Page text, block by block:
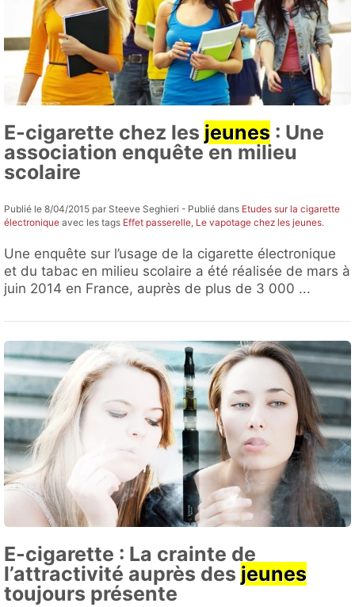
E-cigarette chez les jeunes : Une
association enquête en milieu
scolaire
Publié le 8/04/2015 par Steeve Seghieri - Publié dans Etudes sur la cigarette
électronique avec les tags Effet passerelle Le vapotage chez les jeunes.
Une enquête sur l’usage de la cigarette électronique
et du tabac en milieu scolaire a été réalisée de mars à
juin 2014 en France, auprès de plus de 3 000 ...
E-cigarette : La crainte de
l’attractivité auprès des jeunes
toujours présente